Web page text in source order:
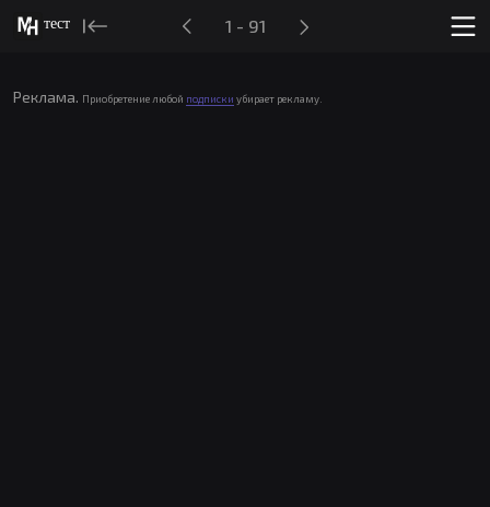
тест 1 - 91
Реклама. Приобретение любой подписки убирает рекламу.